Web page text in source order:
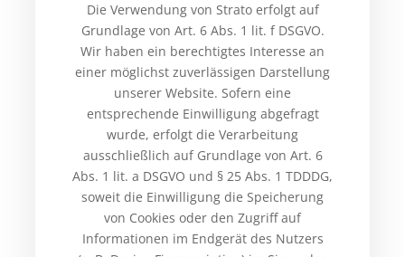
Die Verwendung von Strato erfolgt auf
Grundlage von Art. 6 Abs. 1 lit. f DSGVO.
Wir haben ein berechtigtes Interesse an
einer möglichst zuverlässigen Darstellung
unserer Website. Sofern eine
entsprechende Einwilligung abgefragt
wurde, erfolgt die Verarbeitung
ausschließlich auf Grundlage von Art. 6
Abs. 1 lit. a DSGVO und § 25 Abs. 1 TDDDG,
soweit die Einwilligung die Speicherung
von Cookies oder den Zugriff auf
Informationen im Endgerät des Nutzers